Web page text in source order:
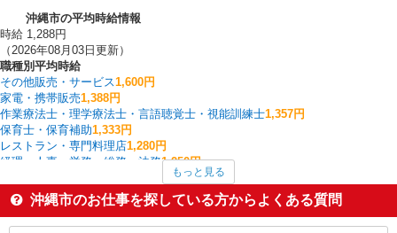
沖縄市の平均時給情報
時給 1,288円
（2026年08月03日更新）
職種別平均時給
その他販売・サービス1,600円
家電・携帯販売1,388円
作業療法士・理学療法士・言語聴覚士・視能訓練士1,357円
保育士・保育補助1,333円
レストラン・専門料理店1,280円
経理・人事・労務・総務・法務1,250円
1,220円
調理・調理補助・調理師1,204円
ホテル・ブライダル・葬祭1,200円
梱包・仕分け・ピッキング1,200円
もっと見る
沖縄市のお仕事を探している方からよくある質問